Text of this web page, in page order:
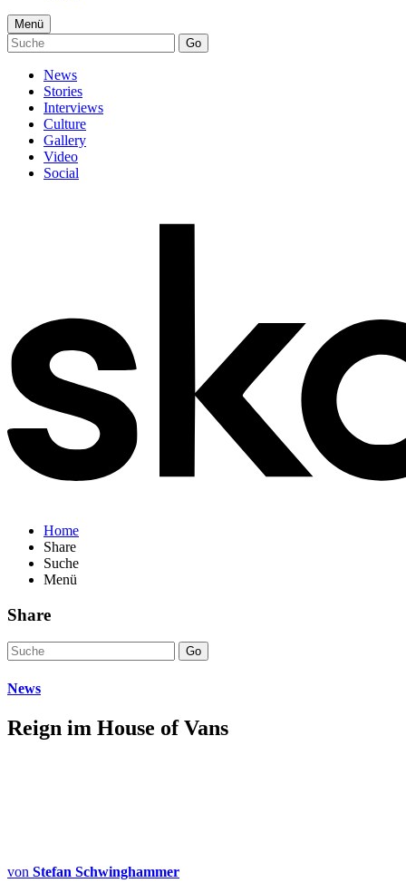
Menü
Go
News
Stories
Interviews
Culture
Gallery
Video
Social
Home
Share
Suche
Menü
Share
Go
News
Reign im House of Vans
von Stefan Schwinghammer